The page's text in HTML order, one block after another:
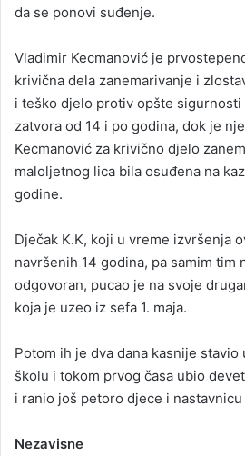
da se ponovi suđenje.
Vladimir Kecmanović je
krivična dela zanemarivanje i
i teško djelo protiv opšte sigurnosti
zatvora od 14 i po godina, dok je
Kecmanović za krivično djelo
maloljetnog lica bila osuđena na
godine.
Dječak K.K, koji u vreme izvršenja
navršenih 14 godina, pa samim tim
odgovoran, pucao je na svoje
koja je uzeo iz sefa 1. maja.
Potom ih je dva dana kasnije stavio
školu i tokom prvog časa ubio
i ranio još petoro djece i
Nezavisne